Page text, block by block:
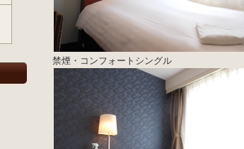
禁煙・コンフォートシングル